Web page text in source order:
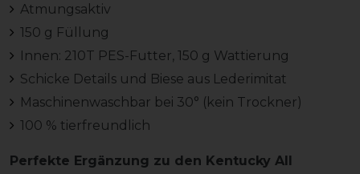
Atmungsaktiv
150 g Füllung
Innen: 210T PES-Futter, 150 g Wattierung
Schicke Details und Biese aus Lederimitat
Maschinenwaschbar bei 30° (kein Trockner)
100 % tierfreundlich
Perfekte Ergänzung zu den Kentucky All